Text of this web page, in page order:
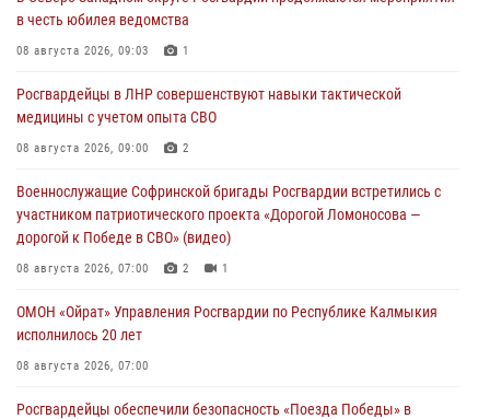
в честь юбилея ведомства
08 августа 2026, 09:03 1
Росгвардейцы в ЛНР совершенствуют навыки тактической
медицины с учетом опыта СВО
08 августа 2026, 09:00 2
Военнослужащие Софринской бригады Росгвардии встретились с
участником патриотического проекта «Дорогой Ломоносова —
дорогой к Победе в СВО» (видео)
08 августа 2026, 07:00 2 1
ОМОН «Ойрат» Управления Росгвардии по Республике Калмыкия
исполнилось 20 лет
08 августа 2026, 07:00
Росгвардейцы обеспечили безопасность «Поезда Победы» в